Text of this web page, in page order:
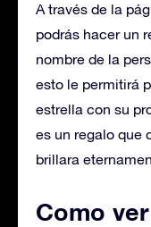
A través de la
podrás hacer un
nombre de la
esto le permitirá
estrella con su
es un regalo que
brillara
Como